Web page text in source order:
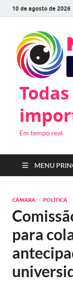
10 de agosto de 2026
Em tempo real
MENU
CÂMARA/ OPOLÍTICA
para